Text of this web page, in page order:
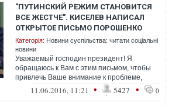
"ПУТИНСКИЙ РЕЖИМ СТАНОВИТСЯ
ВСЕ ЖЕСТЧЕ". КИСЕЛЕВ НАПИСАЛ
ОТКРЫТОЕ ПИСЬМО ПОРОШЕНКО
Категорія: Новини суспільства: читати соціальні
новини
Уважаемый господин президент! Я
обращаюсь к Вам с этим письмом, чтобы
привлечь Ваше внимание к проблеме,
которая, на мой взгляд, требует Вашего
11.06.2016, 11:21 • 5427 • 0